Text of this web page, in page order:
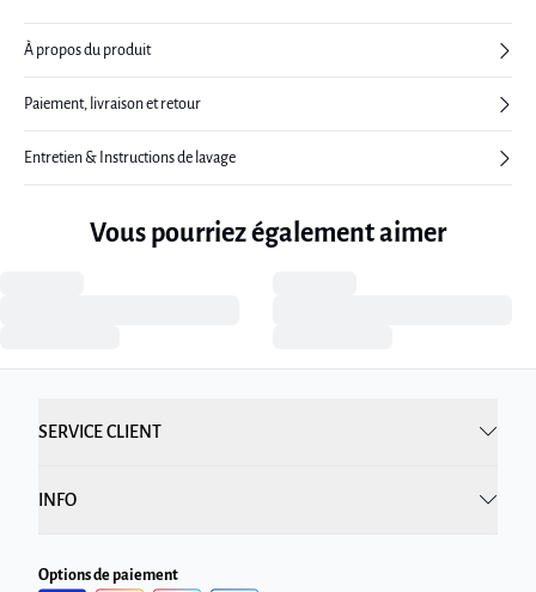
À propos du produit
Paiement, livraison et retour
Entretien & Instructions de lavage
Vous pourriez également aimer
SERVICE CLIENT
INFO
Options de paiement